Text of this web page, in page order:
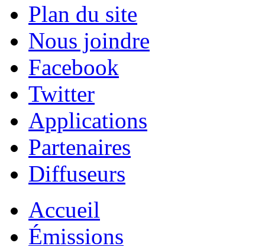
Plan du site
Nous joindre
Facebook
Twitter
Applications
Partenaires
Diffuseurs
Accueil
Émissions